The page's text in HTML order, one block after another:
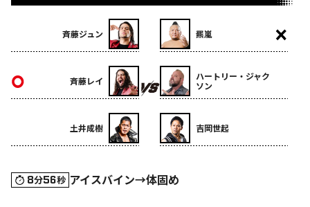
斉藤ジュン
斉藤レイ
土井成樹
羆嵐
ハートリー・ジャク
ソン
吉岡世起
8分56秒 アイスバイン→体固め